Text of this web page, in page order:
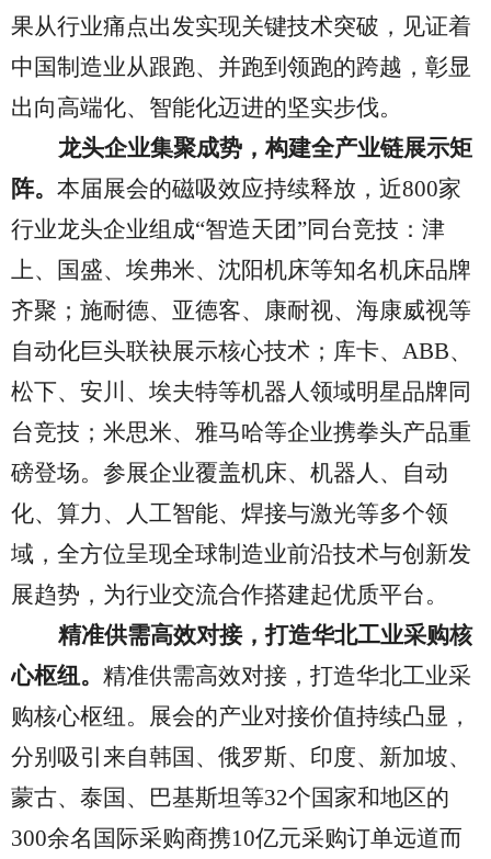
果从行业痛点出发实现关键技术突破，见证着
中国制造业从跟跑、并跑到领跑的跨越，彰显
出向高端化、智能化迈进的坚实步伐。
龙头企业集聚成势，构建全产业链展示矩
阵。 本届展会的磁吸效应持续释放，近800家
行业龙头企业组成“智造天团”同台竞技：津
上、国盛、埃弗米、沈阳机床等知名机床品牌
齐聚；施耐德、亚德客、康耐视、海康威视等
自动化巨头联袂展示核心技术；库卡、ABB、
松下、安川、埃夫特等机器人领域明星品牌同
台竞技；米思米、雅马哈等企业携拳头产品重
磅登场。参展企业覆盖机床、机器人、自动
化、算力、人工智能、焊接与激光等多个领
域，全方位呈现全球制造业前沿技术与创新发
展趋势，为行业交流合作搭建起优质平台。
精准供需高效对接，打造华北工业采购核
心枢纽。 精准供需高效对接，打造华北工业采
购核心枢纽。展会的产业对接价值持续凸显，
分别吸引来自韩国、俄罗斯、印度、新加坡、
蒙古、泰国、巴基斯坦等32个国家和地区的
300余名国际采购商携10亿元采购订单远道而